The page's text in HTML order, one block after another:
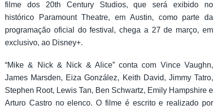
filme dos 20th Century Studios, que será exibido no
histórico Paramount Theatre, em Austin, como parte da
programação oficial do festival, chega a 27 de março, em
exclusivo, ao Disney+.
“Mike & Nick & Nick & Alice” conta com Vince Vaughn,
James Marsden, Eiza González, Keith David, Jimmy Tatro,
Stephen Root, Lewis Tan, Ben Schwartz, Emily Hampshire e
Arturo Castro no elenco. O filme é escrito e realizado por